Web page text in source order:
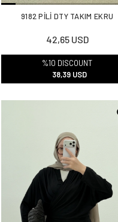
9182 PİLİ DTY TAKIM EKRU
42,65 USD
%10 DISCOUNT
38,39 USD